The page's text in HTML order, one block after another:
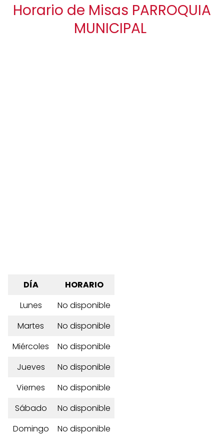
Horario de Misas PARROQUIA
MUNICIPAL
DÍA
HORARIO
Lunes
No disponible
Martes
No disponible
Miércoles
No disponible
Jueves
No disponible
Viernes
No disponible
Sábado
No disponible
Domingo
No disponible